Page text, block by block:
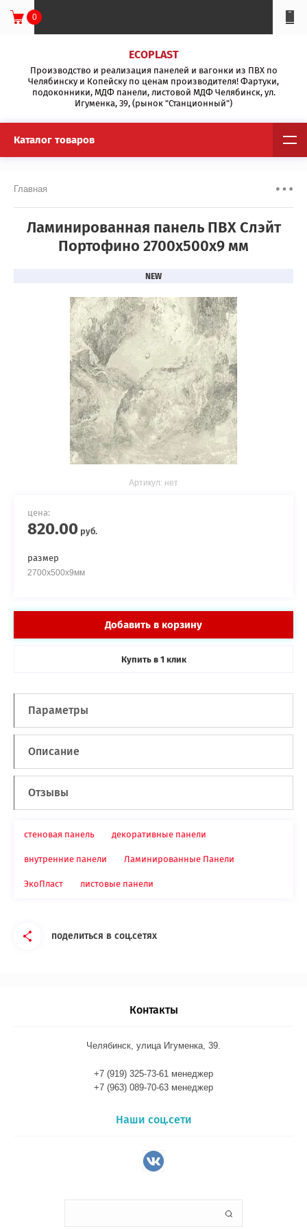
0
ECOPLAST
Производство и реализация панелей и вагонки из ПВХ по
Челябинску и Копейску по ценам производителя! Фартуки,
подоконники, МДФ панели, листовой МДФ Челябинск, ул.
Игуменка, 39, (рынок "Станционный")
Каталог товаров
Главная
Ламинированная панель ПВХ Слэйт
Портофино 2700x500x9 мм
NEW
Артикул: нет
цена:
820.00 руб.
размер
2700х500х9мм
Добавить в корзину
Купить в 1 клик
Параметры
Описание
Отзывы
стеновая панель декоративные панели
внутренние панели Ламинированные Панели
ЭкоПласт листовые панели
поделиться в соц.сетях
Контакты
Челябинск, улица Игуменка, 39.
+7 (919) 325-73-61 менеджер
+7 (963) 089-70-63 менеджер
Наши соц.сети